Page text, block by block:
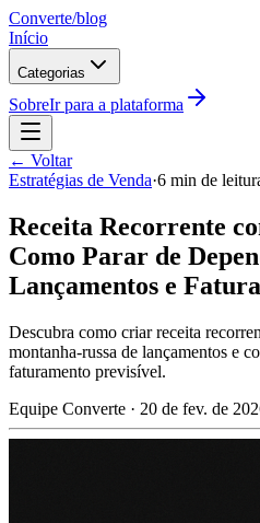
Converte/blog
Início
Categorias
SobreIr para a plataforma
← Voltar
Estratégias de Venda·6 min de
Receita Recorrente
Como Parar de
Lançamentos e
Descubra como criar receita
montanha-russa de lançamentos e
faturamento previsível.
Equipe Converte · 20 de fev. de